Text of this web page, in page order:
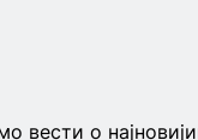
вести о